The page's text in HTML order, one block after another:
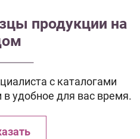
продукции на
с каталогами
удобное для вас время.